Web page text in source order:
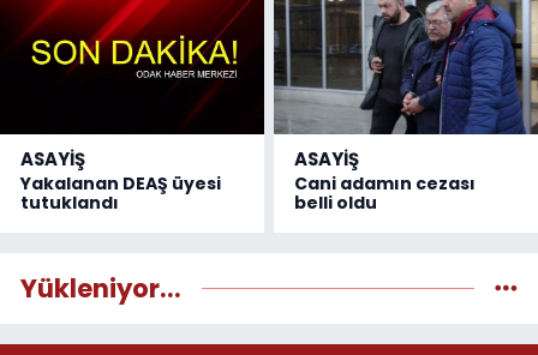
ASAYİŞ
Yakalanan DEAŞ üyesi
tutuklandı
ASAYİŞ
Cani adamın cezası
belli oldu
Yükleniyor...